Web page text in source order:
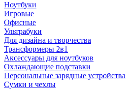
Ноутбуки
Игровые
Офисные
Ультрабуки
Для дизайна и творчества
Трансформеры 2в1
Аксессуары для ноутбуков
Охлаждающие подставки
Персональные зарядные устройства
Сумки и чехлы